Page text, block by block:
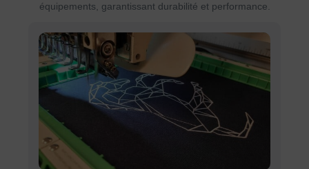
équipements, garantissant durabilité et performance.